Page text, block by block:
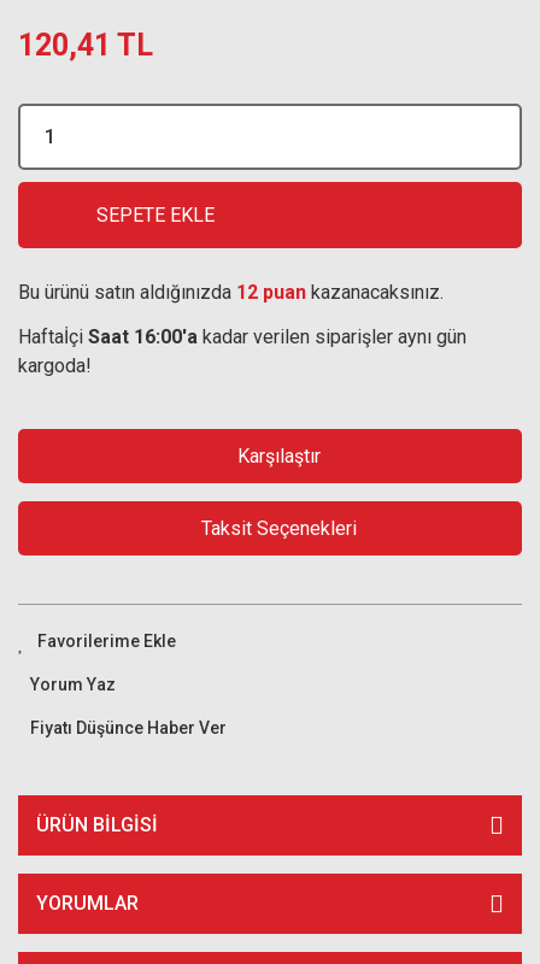
120,41 TL
SEPETE EKLE
Bu ürünü satın aldığınızda 12 puan kazanacaksınız.
Haftaİçi Saat 16:00'a kadar verilen siparişler aynı gün
kargoda!
Karşılaştır
Taksit Seçenekleri
Yorum Yaz
Fiyatı Düşünce Haber Ver
ÜRÜN BILGISI
YORUMLAR